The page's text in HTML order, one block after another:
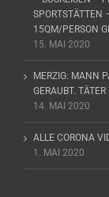
SPORTSTÄTTEN
15QM/PERSON
15. MAI 2020
MERZIG: MANN
GERAUBT.
14. MAI 2020
ALLE CORONA
1. MAI 2020